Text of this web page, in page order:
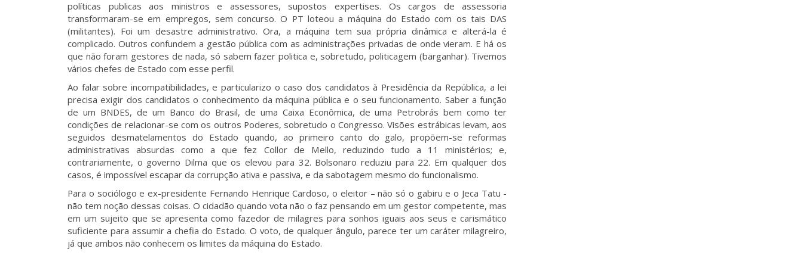
políticas publicas aos ministros e assessores, supostos expertises. Os cargos de assessoria
transformaram-se em empregos, sem concurso. O PT loteou a máquina do Estado com os tais DAS
(militantes). Foi um desastre administrativo. Ora, a máquina tem sua própria dinâmica e alterá-la é
complicado. Outros confundem a gestão pública com as administrações privadas de onde vieram. E há os
que não foram gestores de nada, só sabem fazer politica e, sobretudo, politicagem (barganhar). Tivemos
vários chefes de Estado com esse perfil.
Ao falar sobre incompatibilidades, e particularizo o caso dos candidatos à Presidência da República, a lei
precisa exigir dos candidatos o conhecimento da máquina pública e o seu funcionamento. Saber a função
de um BNDES, de um Banco do Brasil, de uma Caixa Econômica, de uma Petrobrás bem como ter
condições de relacionar-se com os outros Poderes, sobretudo o Congresso. Visões estrábicas levam, aos
seguidos desmatelamentos do Estado quando, ao primeiro canto do galo, propõem-se reformas
administrativas absurdas como a que fez Collor de Mello, reduzindo tudo a 11 ministérios; e,
contrariamente, o governo Dilma que os elevou para 32. Bolsonaro reduziu para 22. Em qualquer dos
casos, é impossível escapar da corrupção ativa e passiva, e da sabotagem mesmo do funcionalismo.
Para o sociólogo e ex-presidente Fernando Henrique Cardoso, o eleitor – não só o gabiru e o Jeca Tatu -
não tem noção dessas coisas. O cidadão quando vota não o faz pensando em um gestor competente, mas
em um sujeito que se apresenta como fazedor de milagres para sonhos iguais aos seus e carismático
suficiente para assumir a chefia do Estado. O voto, de qualquer ângulo, parece ter um caráter milagreiro,
já que ambos não conhecem os limites da máquina do Estado.